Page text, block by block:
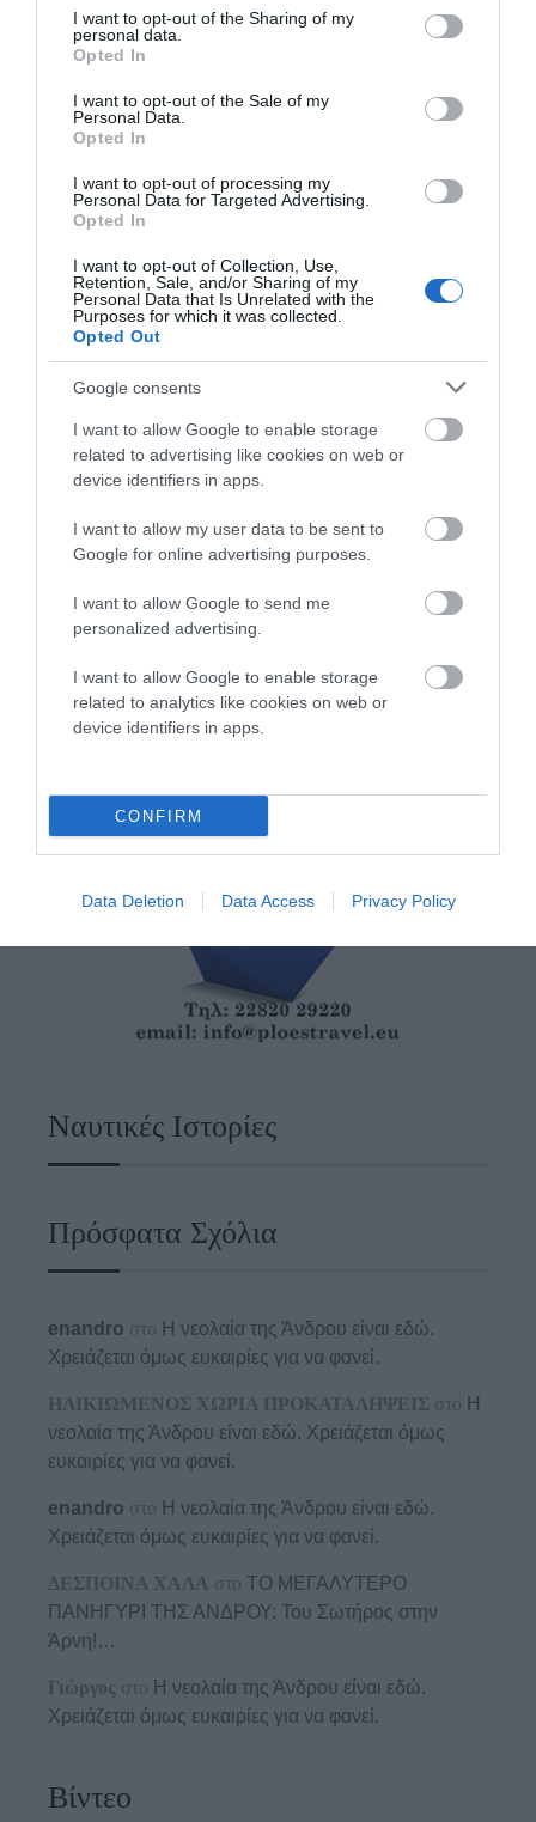
not limited to your visit or usage behaviour. You may click to
grant or deny consent to Google and its third-party tags to
use your data for below specified purposes in below Google
consent section.
I want to opt-out of the Sharing of my
personal data.
Opted In
I want to opt-out of the Sale of my
Personal Data.
Opted In
I want to opt-out of processing my
Personal Data for Targeted Advertising.
Opted In
I want to opt-out of Collection, Use,
Retention, Sale, and/or Sharing of my
Personal Data that Is Unrelated with the
Purposes for which it was collected.
Opted Out
Google consents
I want to allow Google to enable storage
related to advertising like cookies on web or
device identifiers in apps.
I want to allow my user data to be sent to
Google for online advertising purposes.
I want to allow Google to send me
personalized advertising.
I want to allow Google to enable storage
related to analytics like cookies on web or
device identifiers in apps.
CONFIRM
Data Deletion Data Access Privacy Policy
07/08/2026
ΠΑΝΗΓΥΡΙ ΤΗΣ ΑΝΔΡΟΥ:
07/08/2026
ΜΕΡΕΣ» ΕΙΝΑΙ ΜΠΡΟΣΤΑ:
Μια επίκαιρη ανάλυση για
το λιμάνι της Ραφήνας…
μπαρκάρει…
06/08/2026
Η νεολαία της Άνδρου είναι
ευκαιρίες για να φανεί.
05/08/2026
Ναυτικές Ιστορίες
Πρόσφατα Σχόλια
enandro στο Η νεολαία της Άνδρου είναι εδώ.
Χρειάζεται όμως ευκαιρίες για να φανεί.
ΗΛΙΚΙΩΜΕΝΟΣ ΧΩΡΙΑ ΠΡΟΚΑΤΑΛΗΨΕΙΣ στο Η
νεολαία της Άνδρου είναι εδώ. Χρειάζεται όμως
ευκαιρίες για να φανεί.
enandro στο Η νεολαία της Άνδρου είναι εδώ.
Χρειάζεται όμως ευκαιρίες για να φανεί.
ΔΕΣΠΟΙΝΑ ΧΑΛΑ στο ΤΟ ΜΕΓΑΛΥΤΕΡΟ
ΠΑΝΗΓΥΡΙ ΤΗΣ ΑΝΔΡΟΥ: Του Σωτήρος στην
Άρνη!…
Γιώργος στο Η νεολαία της Άνδρου είναι εδώ.
Χρειάζεται όμως ευκαιρίες για να φανεί.
Βίντεο